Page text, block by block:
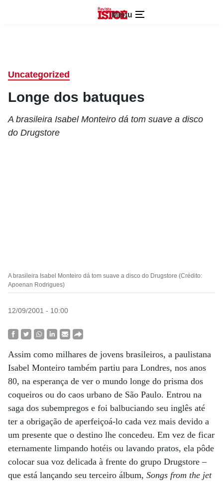
Menu
Uncategorized
Longe dos batuques
A brasileira Isabel Monteiro dá tom suave a disco
do Drugstore
A brasileira Isabel Monteiro dá tom suave a disco do Drugstore (Crédito:
Apoenan Rodrigues)
12/09/2001 - 10:00
Assim como milhares de jovens brasileiros, a paulistana
Isabel Monteiro também partiu para Londres, nos anos
80, na esperança de ver o mundo longe do prisma dos
coqueiros ou do caos urbano de São Paulo. Entrou na
saga dos subempregos e foi balbuciando seu inglês até
ter a obrigação de aperfeiçoá-lo cada vez mais devido a
um presente que o destino lhe concedeu. Em vez de ficar
eternamente limpando hotéis ou lavando pratos, ela pôde
colocar sua voz delicada à frente do grupo Drugstore –
que está lançando seu terceiro álbum, Songs from the jet